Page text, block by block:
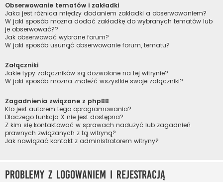
Obserwowanie tematów i zakładki
Jaka jest różnica między dodaniem zakładki a obserwowaniem?
W jaki sposób można dodać zakładkę do wybranych tematów lub
je obserwować??
Jak obserwować wybrane forum?
W jaki sposób usunąć obserwowanie forum, tematu?
Załączniki
Jakie typy załączników są dozwolone na tej witrynie?
W jaki sposób można znaleźć wszystkie swoje załączniki?
Zagadnienia związane z phpBB
Kto jest autorem tego oprogramowania?
Dlaczego funkcja X nie jest dostępna?
Z kim się kontaktować w sprawach nadużyć lub zagadnień
prawnych związanych z tą witryną?
Jak nawiązać kontakt z administratorem witryny?
Problemy z logowaniem i rejestracją